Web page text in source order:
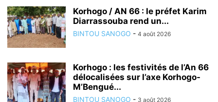
Korhogo / AN 66 : le préfet Karim
Diarrassouba rend un...
BINTOU SANOGO - 4 août 2026
Korhogo : les festivités de l’An 66
délocalisées sur l’axe Korhogo-
M’Bengué...
BINTOU SANOGO - 3 août 2026